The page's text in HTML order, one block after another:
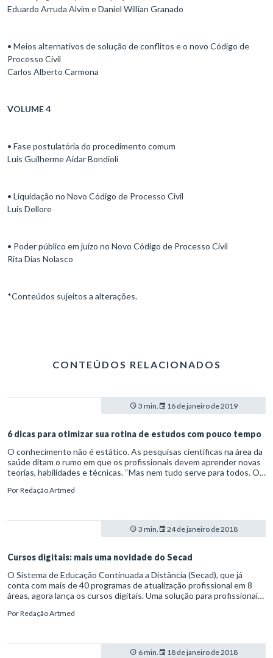
Eduardo Arruda Alvim e Daniel Willian Granado
• Meios alternativos de solução de conflitos e o novo Código de
Processo Civil
Carlos Alberto Carmona
VOLUME 4
• Fase postulatória do procedimento comum
Luis Guilherme Aidar Bondioli
• Liquidação no Novo Código de Processo Civil
Luis Dellore
• Poder público em juízo no Novo Código de Processo Civil
Rita Dias Nolasco
*Conteúdos sujeitos a alterações.
CONTEÚDOS RELACIONADOS
3 min. 16 de janeiro de 2019
6 dicas para otimizar sua rotina de estudos com pouco tempo
O conhecimento não é estático. As pesquisas científicas na área da
saúde ditam o rumo em que os profissionais devem aprender novas
teorias, habilidades e técnicas. “Mas nem tudo serve para todos. O
mesmo que ajuda na Matemática”, explica Claudio de Moura Castro,
PorRedação Artmed
3 min. 24 de janeiro de 2018
Cursos digitais: mais uma novidade do Secad
O Sistema de Educação Continuada a Distância (Secad), que já
conta com mais de 40 programas de atualização profissional em 8
áreas, agora lança os cursos digitais. Uma solução para profissionais
PorRedação Artmed
6 min. 18 de janeiro de 2018